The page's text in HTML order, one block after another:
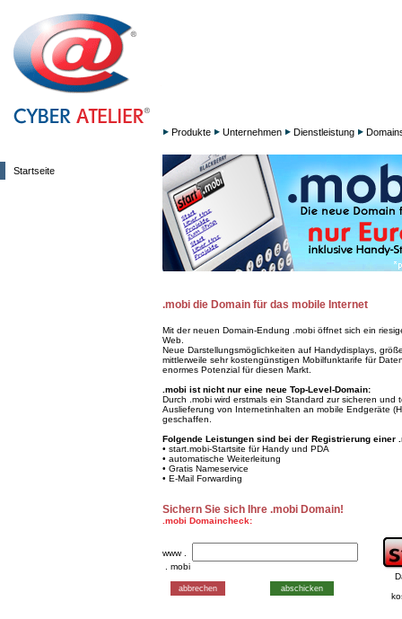
Startseite
Produkte Unternehmen Dienstleistung
.mobi die Domain für das mobile Internet
Mit der neuen Domain-Endung .mobi öffnet sich ein
Web.
Neue Darstellungsmöglichkeiten auf Handydisplays,
mittlerweile sehr kostengünstigen Mobilfunktarife für
enormes Potenzial für diesen Markt.
.mobi ist nicht nur eine neue Top-Level-Domain:
Durch .mobi wird erstmals ein Standard zur sicheren und
Auslieferung von Internetinhalten an mobile Endgeräte
geschaffen.
Folgende Leistungen sind bei der Registrierung einer
• start.mobi-Startsite für Handy und PDA
• automatische Weiterleitung
• Gratis Nameservice
• E-Mail Forwarding
Sichern Sie sich Ihre .mobi Domain!
.mobi Domaincheck:
www .
. mobi